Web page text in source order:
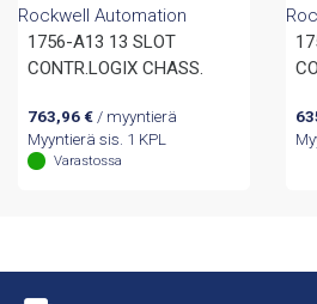
Rockwell Automation
1756-A13 13 SLOT
CONTR.LOGIX CHASS.
763,96 €/ myyntierä
Myyntierä sis. 1 KPL
Varastossa